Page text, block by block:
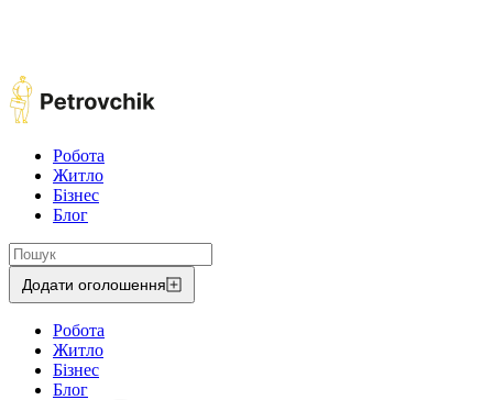
Робота
Житло
Бізнес
Блог
Додати оголошення
Робота
Житло
Бізнес
Блог